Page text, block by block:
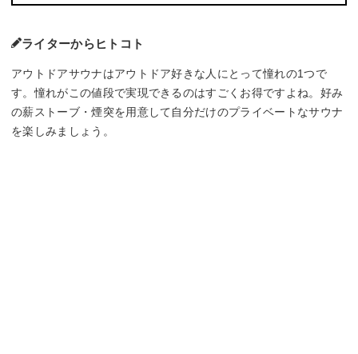
ライターからヒトコト
アウトドアサウナはアウトドア好きな人にとって憧れの1つで
す。憧れがこの値段で実現できるのはすごくお得ですよね。好み
の薪ストーブ・煙突を用意して自分だけのプライベートなサウナ
を楽しみましょう。